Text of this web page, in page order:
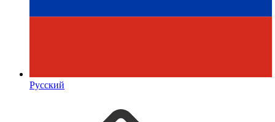
Русский